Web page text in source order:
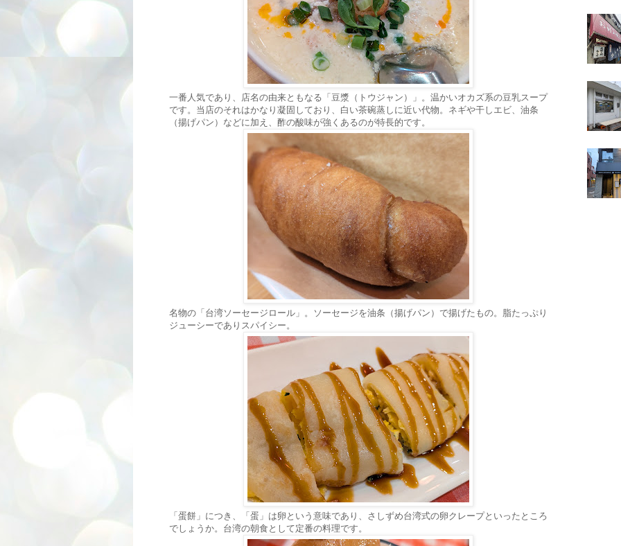
一番人気であり、店名の由来ともなる「豆漿（トウジャン）」。温かいオカズ系の豆乳スープ
です。当店のそれはかなり凝固しており、白い茶碗蒸しに近い代物。ネギや干しエビ、油条
（揚げパン）などに加え、酢の酸味が強くあるのが特長的です。
名物の「台湾ソーセージロール」。ソーセージを油条（揚げパン）で揚げたもの。脂たっぷり
ジューシーでありスパイシー。
「蛋餅」につき、「蛋」は卵という意味であり、さしずめ台湾式の卵クレープといったところ
でしょうか。台湾の朝食として定番の料理です。